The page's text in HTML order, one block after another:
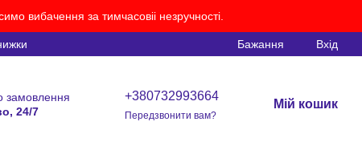
вибачення за тимчасовіі незручності.
Бажання Вхід
замовлення
24/7
+380732993664
Передзвонити вам?
Мій кошик